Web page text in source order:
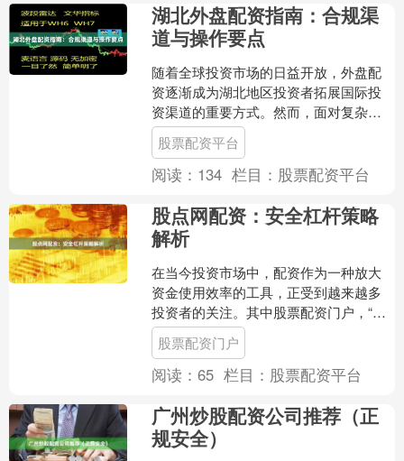
湖北外盘配资指南：合规渠
道与操作要点
随着全球投资市场的日益开放，外盘配
资逐渐成为湖北地区投资者拓展国际投
资渠道的重要方式。然而，面对复杂的
市场环境和监管要求，如何选择合规渠
道、掌握操作要点，成为投....
股票配资平台
阅读： 134 栏目： 股票配资平台
股点网配资：安全杠杆策略
解析
在当今投资市场中，配资作为一种放大
资金使用效率的工具，正受到越来越多
投资者的关注。其中股票配资门户，“股
点网配资”凭借其透明、规范的运作模
式，成为不少投资者实现....
股票配资门户
阅读：65 栏目： 股票配资平台
广州炒股配资公司推荐（正
规安全）